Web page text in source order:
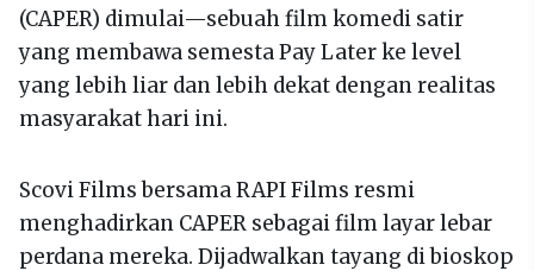
(CAPER) dimulai—sebuah film komedi satir
yang membawa semesta Pay Later ke level
yang lebih liar dan lebih dekat dengan realitas
masyarakat hari ini.
Scovi Films bersama RAPI Films resmi
menghadirkan CAPER sebagai film layar lebar
perdana mereka. Dijadwalkan tayang di bioskop